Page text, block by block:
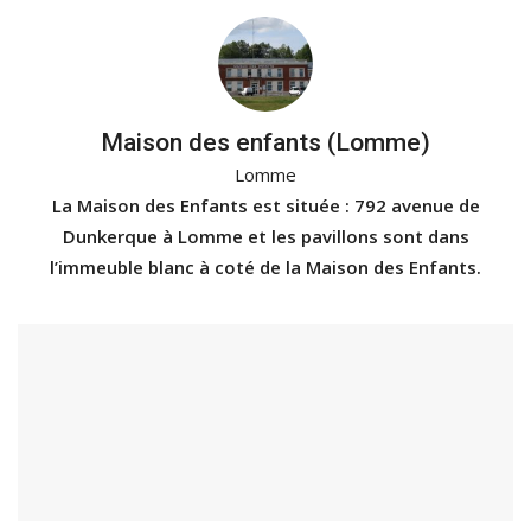
Maison des enfants (Lomme)
Lomme
La Maison des Enfants est située : 792 avenue de
Dunkerque à Lomme et les pavillons sont dans
l’immeuble blanc à coté de la Maison des Enfants.